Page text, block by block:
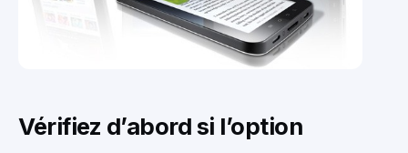
Vérifiez d’abord si l’option